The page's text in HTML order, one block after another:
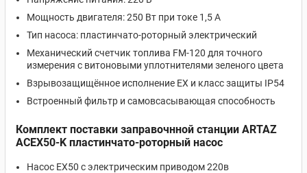
Мощность двигателя: 250 Вт при токе 1,5 А
Тип насоса: пластинчато-роторный электрический
Механический счетчик топлива FM-120 для точного
измерения с витоновыми уплотнителями зеленого цвета
Взрывозащищённое исполнение EX и класс защиты IP54
Встроенный фильтр и самовсасывающая способность
Комплект поставки заправочнной станции ARTAZ
ACEX50-K пластинчато-роторный насос
Насос EX50 с электрическим приводом 220в